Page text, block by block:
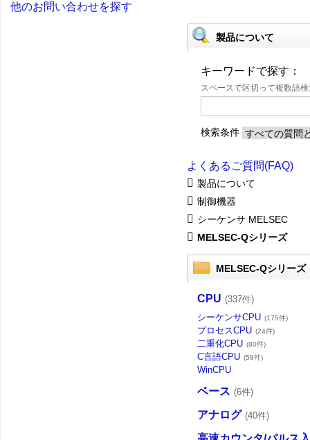
他のお問い合わせを探す
製品について
キーワードで探す：
スペースで区切って複数語
検索条件
よくあるご質問(FAQ)
製品について
制御機器
シーケンサ MELSEC
MELSEC-Qシリーズ
MELSEC-Qシリーズ
CPU (337件)
シーケンサCPU (175件)
プロセスCPU (24件)
二重化CPU (80件)
C言語CPU (58件)
WinCPU
ベース (6件)
アナログ (40件)